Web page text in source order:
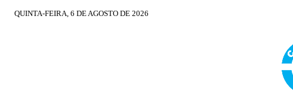
QUINTA-FEIRA, 6 DE AGOSTO DE 2026